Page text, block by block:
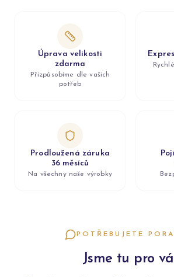
Úprava velikosti
zdarma
Přizpůsobíme dle vašich
potřeb
Prodloužená záruka
36 měsíců
Na všechny naše výrobky
POTŘEBUJETE
Jsme tu pro